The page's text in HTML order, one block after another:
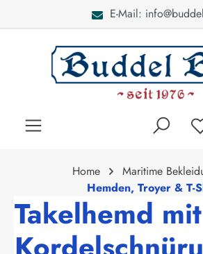
E-Mail:
Home
Maritime
Hemden, Troyer & T-
Takelhemd mit